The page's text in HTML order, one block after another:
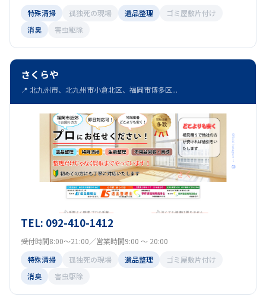
特殊清掃
孤独死の現場 遺品整理
ゴミ屋敷片付け
消臭
害虫駆除
さくらや
📍 北九州市、北九州市小倉北区、福岡市博多区...
TEL: 092-410-1412
受付時間8:00～21:00／営業時間9:00 ～ 20:00
特殊清掃
孤独死の現場 遺品整理
ゴミ屋敷片付け
消臭
害虫駆除